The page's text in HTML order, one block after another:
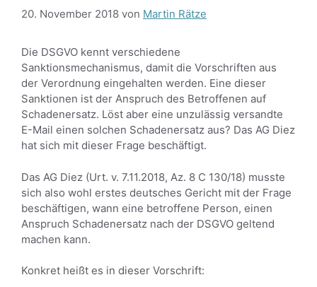
20. November 2018 von Martin Rätze
Die DSGVO kennt verschiedene
Sanktionsmechanismus, damit die Vorschriften aus
der Verordnung eingehalten werden. Eine dieser
Sanktionen ist der Anspruch des Betroffenen auf
Schadenersatz. Löst aber eine unzulässig versandte
E-Mail einen solchen Schadenersatz aus? Das AG Diez
hat sich mit dieser Frage beschäftigt.
Das AG Diez (Urt. v. 7.11.2018, Az. 8 C 130/18) musste
sich also wohl erstes deutsches Gericht mit der Frage
beschäftigen, wann eine betroffene Person, einen
Anspruch Schadenersatz nach der DSGVO geltend
machen kann.
Konkret heißt es in dieser Vorschrift: